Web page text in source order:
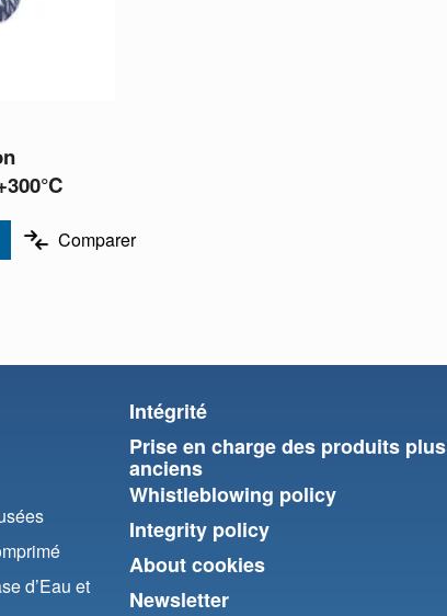
Comparer
d’Eau et
Intégrité
Prise en charge des produits plus
anciens
Whistleblowing policy
Integrity policy
About cookies
Newsletter